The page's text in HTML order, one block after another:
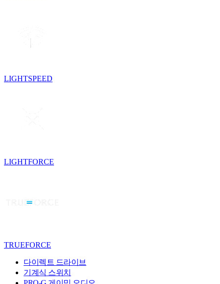
LIGHTSPEED
LIGHTFORCE
TRUEFORCE
다이렉트 드라이브
기계식 스위치